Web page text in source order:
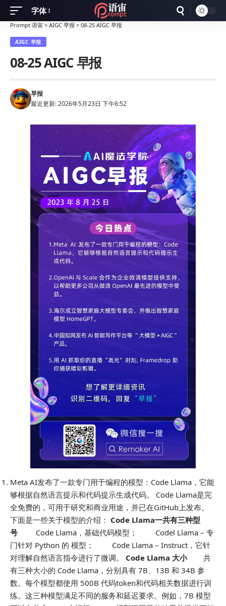
Font
Resizer
字体
Prompt 语宙 > AIGC 早报 > 08-25 AIGC 早报
AIGC 早报
08-25 AIGC 早报
最近更新: 2026年5月23日 下午6:52
早报
Meta AI发布了一款专门用于编程的模型：Code Llama，它能
够根据自然语言提示和代码提示生成代码。 ​​Code Llama是完
全免费的，可用于研究和商业用途，并已在GitHub上发布。
下面是一些关于模型的介绍： ​ Code Llama一共有三种型
号 ​Code Llama，基础代码模型； ​ Codel Llama – 专
门针对 Python 的 模型； ​ Code Llama – Instruct，它针
对理解自然语言指令进行了微调。 ​Code Llama 大小​ 共
有三种大小的 Code Llama，分别具有 7B、13B 和 34B 参
数。每个模型都使用 500B 代码token和代码相关数据进行训
练。这三种模型满足不同的服务和延迟要求。例如，7B 模型